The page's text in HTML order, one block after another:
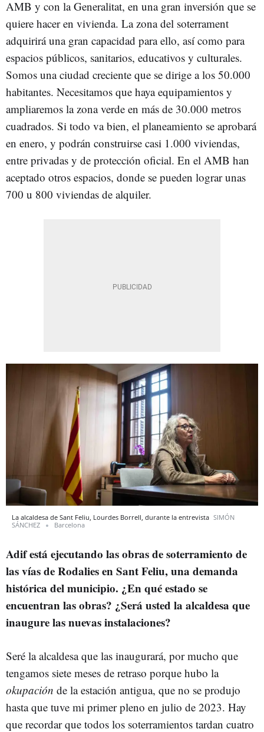
AMB y con la Generalitat, en una gran inversión que se
quiere hacer en vivienda. La zona del soterrament
adquirirá una gran capacidad para ello, así como para
espacios públicos, sanitarios, educativos y culturales.
Somos una ciudad creciente que se dirige a los 50.000
habitantes. Necesitamos que haya equipamientos y
ampliaremos la zona verde en más de 30.000 metros
cuadrados. Si todo va bien, el planeamiento se aprobará
en enero, y podrán construirse casi 1.000 viviendas,
entre privadas y de protección oficial. En el AMB han
aceptado otros espacios, donde se pueden lograr unas
700 u 800 viviendas de alquiler.
La alcaldesa de Sant Feliu, Lourdes Borrell, durante la entrevista SIMÓN
SÁNCHEZ
Barcelona
Adif está ejecutando las obras de soterramiento de
las vías de Rodalies en Sant Feliu, una demanda
histórica del municipio. ¿En qué estado se
encuentran las obras? ¿Será usted la alcaldesa que
inaugure las nuevas instalaciones?
Seré la alcaldesa que las inaugurará, por mucho que
tengamos siete meses de retraso porque hubo la
okupación de la estación antigua, que no se produjo
hasta que tuve mi primer pleno en julio de 2023. Hay
que recordar que todos los soterramientos tardan cuatro